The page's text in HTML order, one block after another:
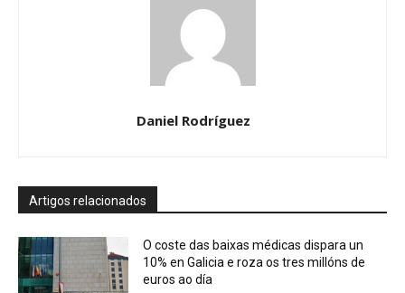
Daniel Rodríguez
Artigos relacionados
O coste das baixas médicas dispara un
10% en Galicia e roza os tres millóns de
euros ao día